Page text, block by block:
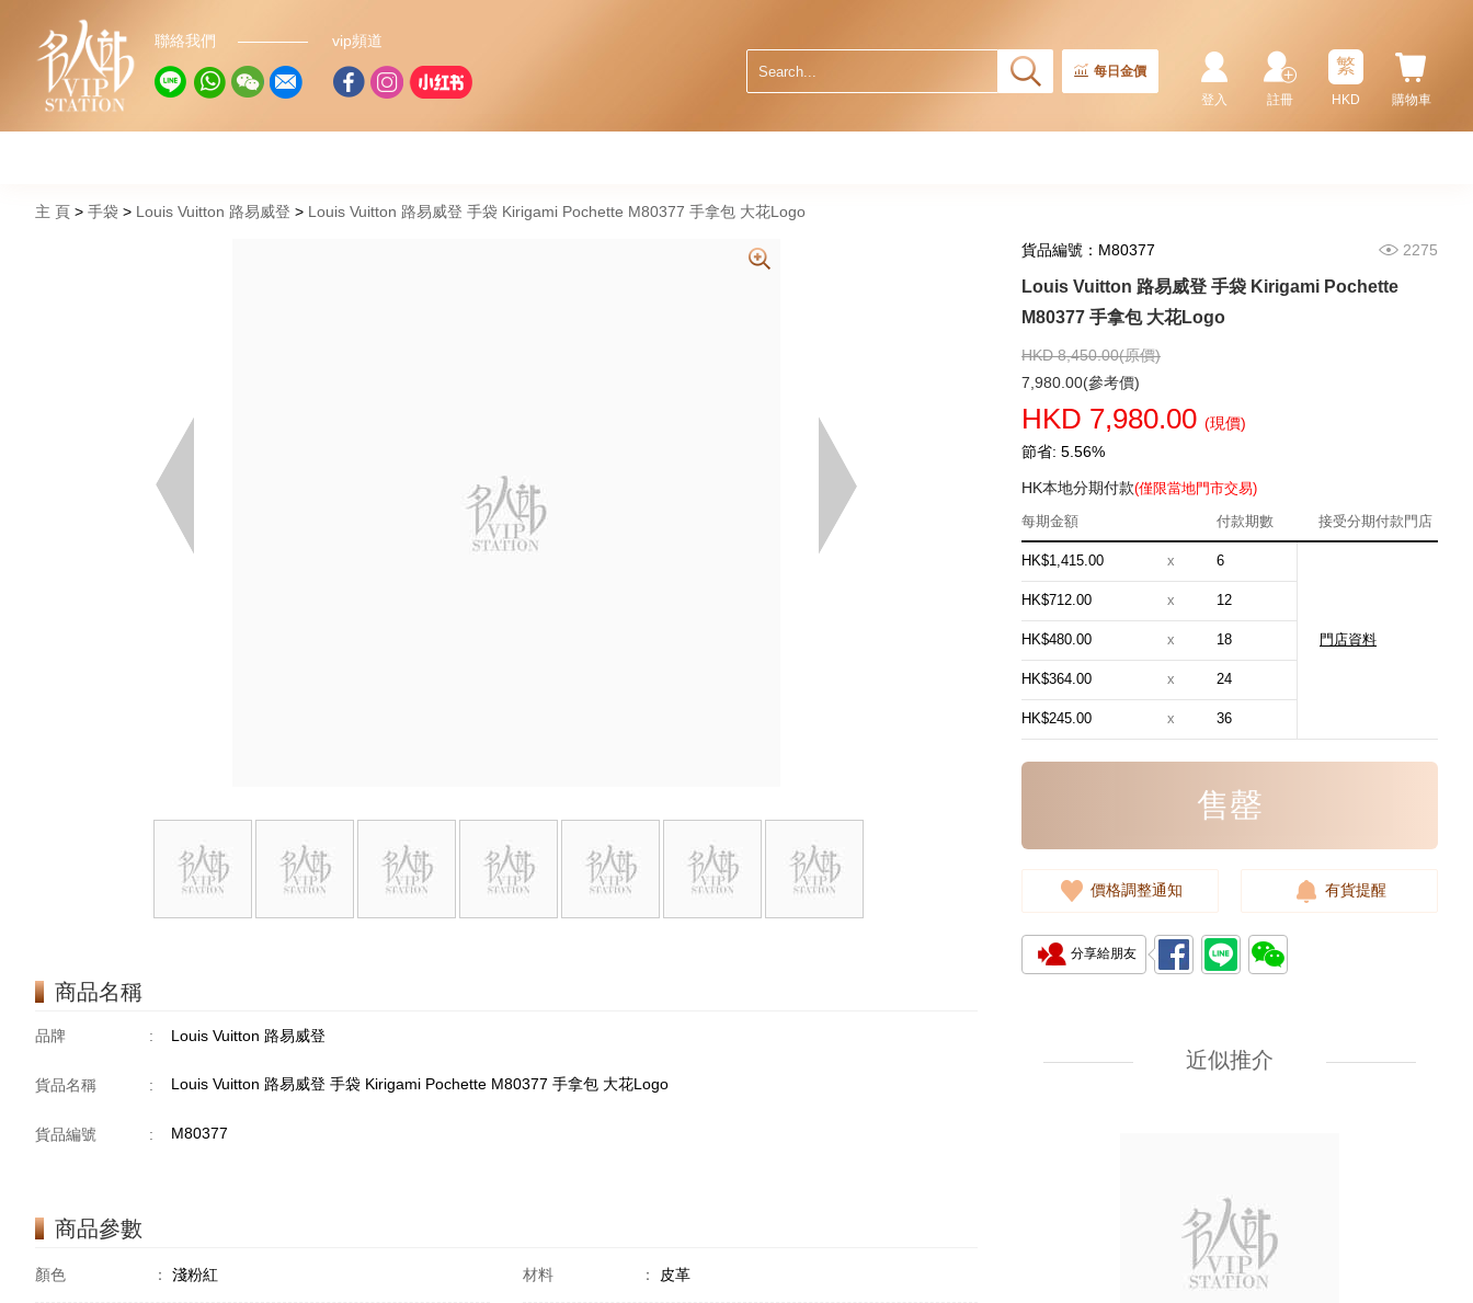
聯絡我們 vip頻道
每日金價
購物車
繁
HKD
註冊
登入
主 頁 手袋 Louis Vuitton 路易威登 Louis Vuitton 路易威登 手袋 Kirigami Pochette M80377 手拿包 大花Logo
商品名稱
品牌 : Louis Vuitton 路易威登
貨品名稱 : Louis Vuitton 路易威登 手袋 Kirigami Pochette M80377 手拿包 大花Logo
貨品編號 : M80377
商品參數
顏色 ： 淺粉紅 材料 ： 皮革
貨品編號：M80377 2275
Louis Vuitton 路易威登 手袋 Kirigami Pochette
M80377 手拿包 大花Logo
HKD 8,450.00(原價)
7,980.00(參考價)
HKD 7,980.00 (現價)
節省: 5.56%
HK本地分期付款(僅限當地門市交易)
每期金額
付款期數 接受分期付款門店
HK$1,415.00 x 6
門店資料
HK$712.00 x 12
HK$480.00 x 18
HK$364.00 x 24
HK$245.00 x 36
售罄
價格調整通知 有貨提醒
分享給朋友
近似推介
Louis Vuitton 路易威登 手袋
Félicie Pochette N63032 斜挎包
棋盤格
Louis Vuitton 路易威登 手袋
手提包
5,580.00
9,880.00